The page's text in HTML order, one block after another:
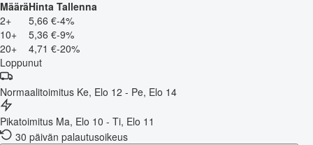
MääräHinta Tallenna
2+
5,66 €-4%
10+
5,36 €-9%
20+
4,71 €-20%
Loppunut
Normaalitoimitus Ke, Elo 12 - Pe, Elo 14
Pikatoimitus Ma, Elo 10 - Ti, Elo 11
30 päivän palautusoikeus